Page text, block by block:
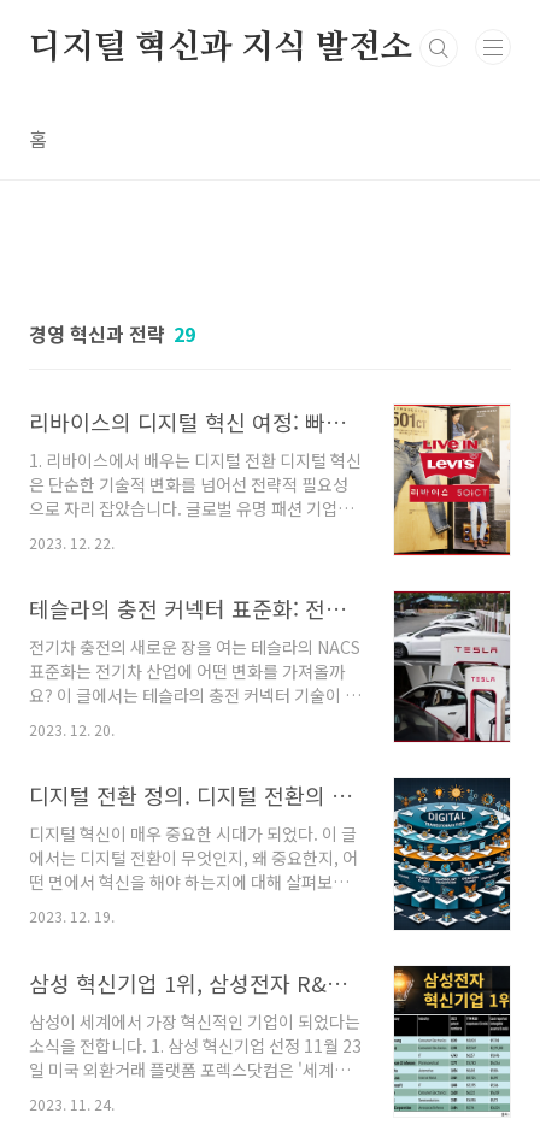
디지털 혁신과 지식 발전소
홈
경영 혁신과 전략 29
리바이스의 디지털 혁신 여정: 빠른 실패에서 배우는 4가지 핵심 교훈
1. 리바이스에서 배우는 디지털 전환 디지털 혁신
은 단순한 기술적 변화를 넘어선 전략적 필요성
으로 자리 잡았습니다. 글로벌 유명 패션 기업인
리바이스의 사례는 이러한 변화에 성공적으로 대
응하는 방법을 보여줍니다. 168년의 역사를 지닌
지털 중심으로 전환하면서 중요한 교훈을 얻었습
해 어떻게 변화를 이끌었는지, 그리고 그 과정에
서 배운 핵심 교훈을 함께 확인하시죠. 참고글 :
"디지털 전환" 디지털 전환 정의. 디지털 전환의
중요성. 디지털 전환 6단계
겸 CFO는 디지털 전환의 중요성과 그 과정에서
의 핵심 ..
2023. 12. 22.
테슬라의 충전 커넥터 표준화: 전기차 시장에 미치는 영향과 현대차의 대응
전기차 충전의 새로운 장을 여는 테슬라의 NACS
표준화는 전기차 산업에 어떤 변화를 가져올까
요? 이 글에서는 테슬라의 충전 커넥터 기술이 표
준화되는 과정과 그로 인해 발생하는 산업 내외
의 영향에 대해 탐구합니다. 현대차를 포함한 여
게 받아들이고 있는지, 그리고 이것이 전기차 시
해보겠습니다. 1.전기차 충전 표준 전환: 테슬라
NACS의 도입과 현대차 대응 미국 자동차공학회
(SAE International)는 전기차 충전에 대한 새
로운 표준인 NACS를 발표했습니다. 이 표준은
접근성을 개선할 것으로 기대됩니다. 이에 따라..
2023. 12. 20.
디지털 전환 정의. 디지털 전환의 중요성. 디지털 전환 6단계
디지털 혁신이 매우 중요한 시대가 되었다. 이 글
에서는 디지털 전환이 무엇인지, 왜 중요한지, 어
떤 면에서 혁신을 해야 하는지에 대해 살펴보고
자 한다. 1. 디지털 전환의 정의 디지털 전환이란,
디지털 디지털 기술을 사용하여 새로운 비즈니스
방식을 근본적으로 바꾸는 회사 전체의 변화다.
디지털 전환에 대해서는 많은 학자들이 정의했
고, 대표적인 정의를 소개하면 그 정의는 다음과
같다. Kane, Palmer, Phillips, Kiron, &
Buckley (2015); Liu, Chen, & Chou (2011);
Schallmo: 디지털 전환이란 "기업이 디지털 기
2023. 12. 19.
삼성 혁신기업 1위, 삼성전자 R&D 투자 금액, 삼성전자 전세계 특허 출원건수, 애플 투자금액
삼성이 세계에서 가장 혁신적인 기업이 되었다는
소식을 전합니다. 1. 삼성 혁신기업 선정 11월 23
일 미국 외환거래 플랫폼 포렉스닷컴은 '세계에
다. 삼성은 '포렉스닷컴(forex.com)'이 선정한
2023. 11. 24.